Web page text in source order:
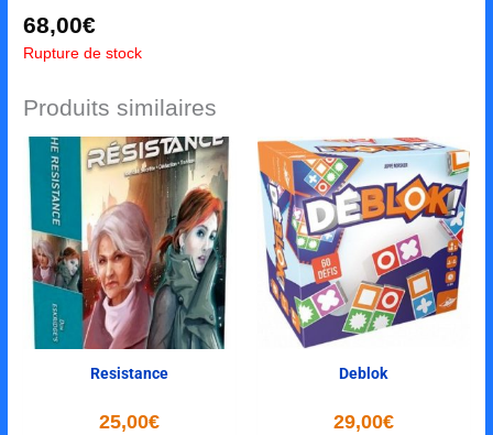
68,00€
Rupture de stock
Produits similaires
Resistance
25,00€
Deblok
29,00€